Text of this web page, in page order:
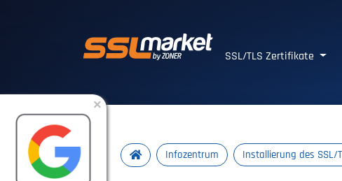
SSL/TLS Zertifikate
Infozentrum Installierung des SSL/
×